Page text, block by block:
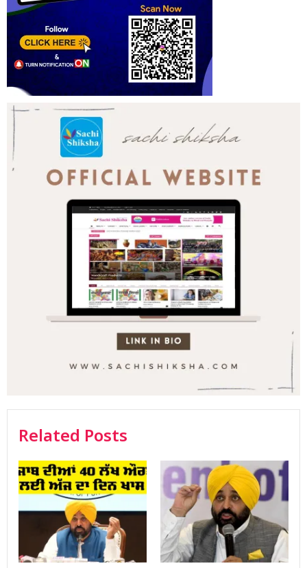
Related Posts